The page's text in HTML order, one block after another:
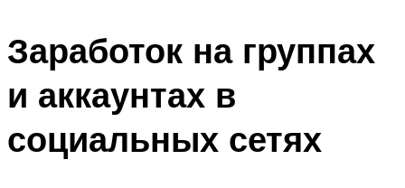
Заработок на группах
и аккаунтах в
социальных сетях